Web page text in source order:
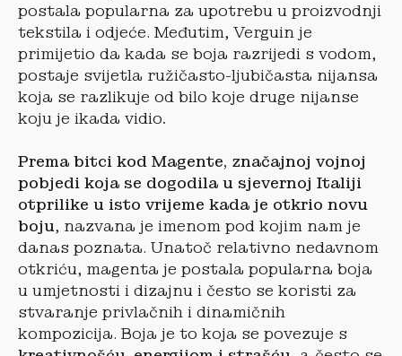
postala popularna za upotrebu u proizvodnji
tekstila i odjeće. Međutim, Verguin je
primijetio da kada se boja razrijedi s vodom,
postaje svijetla ružičasto-ljubičasta nijansa
koja se razlikuje od bilo koje druge nijanse
koju je ikada vidio.
Prema bitci kod Magente, značajnoj vojnoj
pobjedi koja se dogodila u sjevernoj Italiji
otprilike u isto vrijeme kada je otkrio novu
boju, nazvana je imenom pod kojim nam je
danas poznata. Unatoč relativno nedavnom
otkriću, magenta je postala popularna boja
u umjetnosti i dizajnu i često se koristi za
stvaranje privlačnih i dinamičnih
kompozicija. Boja je to koja se povezuje s